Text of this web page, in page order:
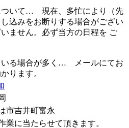
ついて… 現在、多忙により（先
込みをお断りする場合がござい
ません。必ず当方の日程を ご
る場合が多く… メールにてお
ります。
市吉井町富永
に当たらせて頂きます。